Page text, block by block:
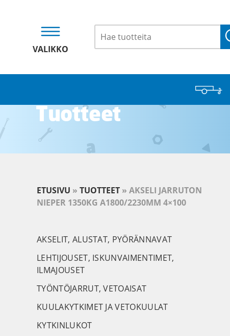
VALIKKO
Tuotteet
ETUSIVU » TUOTTEET » AKSELI JARRUTON
NIEPER 1350KG A1800/2230MM 4×100
AKSELIT, ALUSTAT, PYÖRÄNNAVAT
LEHTIJOUSET, ISKUNVAIMENTIMET,
ILMAJOUSET
TYÖNTÖJARRUT, VETOAISAT
KUULAKYTKIMET JA VETOKUULAT
KYTKINLUKOT